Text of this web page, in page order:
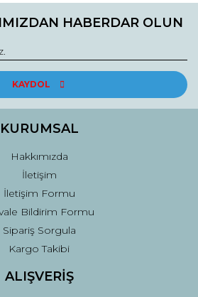
HABERDAR OLUN
KAYDOL
KURUMSAL
Hakkımızda
İletişim
İletişim Formu
Bildirim Formu
Sipariş Sorgula
Kargo Takibi
ALIŞVERİŞ